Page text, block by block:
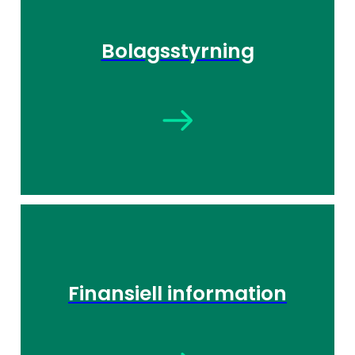
Bolagsstyrning
Finansiell information